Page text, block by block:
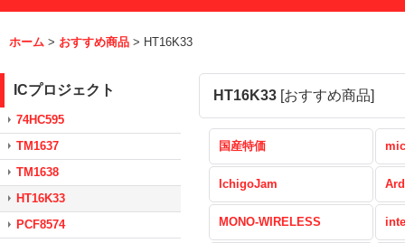
ホーム > おすすめ商品 > HT16K33
ICプロジェクト
74HC595
TM1637
TM1638
HT16K33
PCF8574
HT16K33 [おすすめ商品]
国産特価
IchigoJam
MONO-WIRELESS